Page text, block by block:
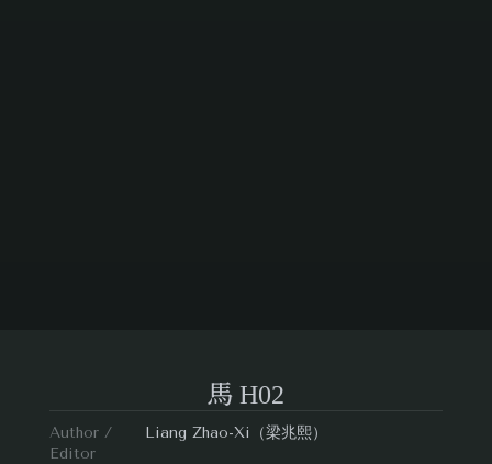
馬 H02
Author /
Editor
Liang Zhao-Xi（梁兆熙）